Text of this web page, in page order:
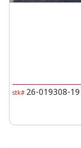
stk# 26-019308-19